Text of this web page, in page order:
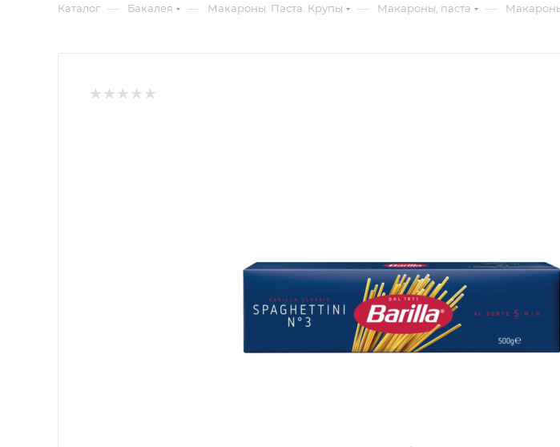
Каталог — Бакалея — Макароны. Паста. Крупы — Макароны, паста —